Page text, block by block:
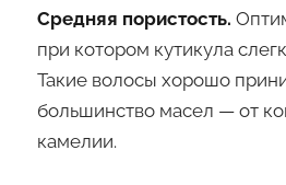
Средняя пористость.
при котором кутикула
Такие волосы хорошо
большинство масел — от
камелии.